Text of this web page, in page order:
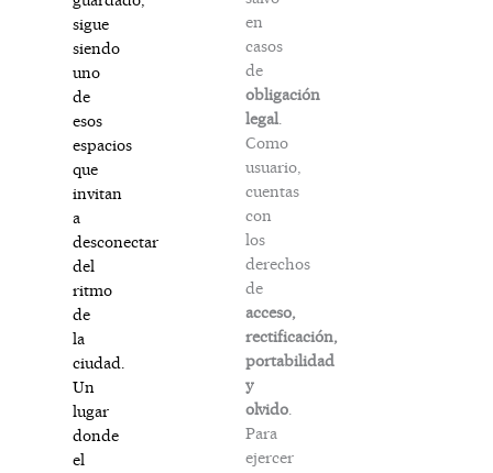
sigue
siendo
uno
de
esos
espacios
que
invitan
a
desconectar
del
ritmo
de
la
ciudad.
Un
lugar
donde
el
en
casos
de
obligación
legal
Como
usuario,
cuentas
con
los
derechos
de
acceso,
rectificación,
portabilidad
y
olvido
Para
ejercer